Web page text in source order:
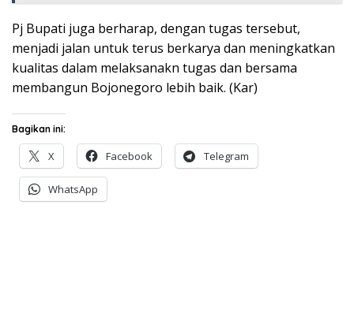
Pj Bupati juga berharap, dengan tugas tersebut,
menjadi jalan untuk terus berkarya dan meningkatkan
kualitas dalam melaksanakn tugas dan bersama
membangun Bojonegoro lebih baik. (Kar)
Bagikan ini:
X Facebook Telegram
WhatsApp